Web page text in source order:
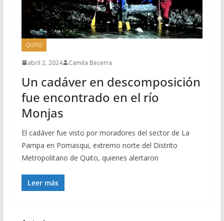
QUITO
abril 2, 2024 Camila Becerra
Un cadáver en descomposición
fue encontrado en el río
Monjas
El cadáver fue visto por moradores del sector de La
Pampa en Pomasqui, extremo norte del Distrito
Metropolitano de Quito, quienes alertaron
Leer más